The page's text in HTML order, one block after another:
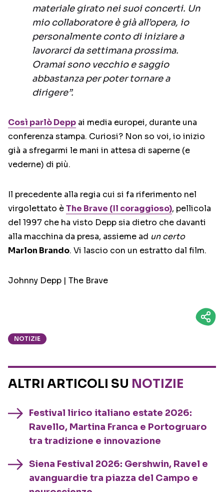
materiale girato nei suoi concerti. Un
mio collaboratore è già all’opera, io
personalmente conto di iniziare a
lavorarci da settimana prossima.
Oramai sono vecchio e saggio
abbastanza per poter tornare a
dirigere”.
Così parlò Depp ai media europei, durante una
conferenza stampa. Curiosi? Non so voi, io inizio
già a sfregarmi le mani in attesa di saperne (e
vederne) di più.
Il precedente alla regia cui si fa riferimento nel
virgolettato èThe Brave (Il coraggioso), pellicola
del 1997 che ha visto Depp sia dietro che davanti
alla macchina da presa, assieme ad un certo
Marlon Brando. Vi lascio con un estratto dal film.
Johnny Depp | The Brave
NOTIZIE
ALTRI ARTICOLI SU NOTIZIE
Festival lirico italiano estate 2026:
Ravello, Martina Franca e Portogruaro
tra tradizione e innovazione
Siena Festival 2026: Gershwin, Ravel e
avanguardie tra piazza del Campo e